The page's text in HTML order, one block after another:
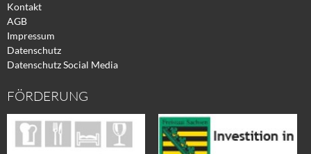
Kontakt
AGB
Impressum
Datenschutz
Datenschutz Social Media
FÖRDERUNG